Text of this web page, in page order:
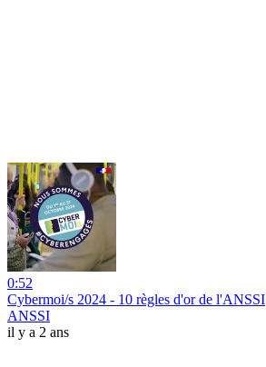
0:52
Cybermoi/s 2024 - 10 règles d'or de l'ANSSI
ANSSI
il y a 2 ans